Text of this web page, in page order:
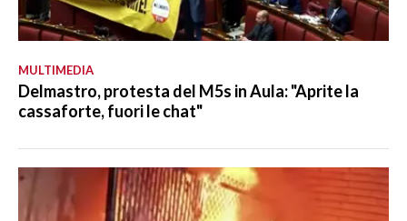
MULTIMEDIA
Delmastro, protesta del M5s in Aula: "Aprite la
cassaforte, fuori le chat"